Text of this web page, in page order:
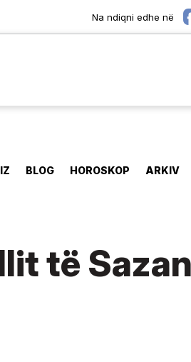
Na ndiqni edhe në
BLOG HOROSKOP ARKIV
të